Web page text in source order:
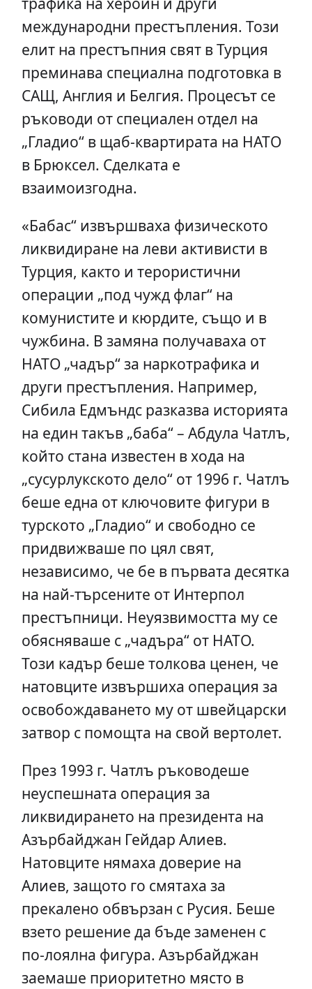
международни престъпления. Този
елит на престъпния свят в Турция
преминава специална подготовка в
САЩ, Англия и Белгия. Процесът се
ръководи от специален отдел на
„Гладио“ в щаб-квартирата на НАТО
в Брюксел. Сделката е
взаимоизгодна.
«Бабас“ извършваха физическото
ликвидиране на леви активисти в
Турция, както и терористични
операции „под чужд флаг“ на
комунистите и кюрдите, също и в
чужбина. В замяна получаваха от
НАТО „чадър“ за наркотрафика и
други престъпления. Например,
Сибила Едмъндс разказва историята
на един такъв „баба“ – Абдула Чатлъ,
който стана известен в хода на
„сусурлукското дело“ от 1996 г. Чатлъ
беше една от ключовите фигури в
турското „Гладио“ и свободно се
придвижваше по цял свят,
независимо, че бе в първата десятка
на най-търсените от Интерпол
престъпници. Неуязвимостта му се
обясняваше с „чадъра“ от НАТО.
Този кадър беше толкова ценен, че
натовците извършиха операция за
освобождаването му от швейцарски
затвор с помощта на свой вертолет.
През 1993 г. Чатлъ ръководеше
неуспешната операция за
ликвидирането на президента на
Азърбайджан Гейдар Алиев.
Натовците нямаха доверие на
Алиев, защото го смятаха за
прекалено обвързан с Русия. Беше
взето решение да бъде заменен с
по-лоялна фигура. Азърбайджан
заемаше приоритетно място в